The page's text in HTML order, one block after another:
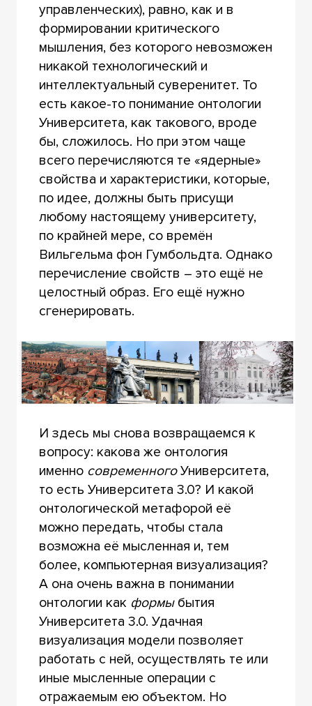
управленческих), равно, как и в
формировании критического
мышления, без которого невозможен
никакой технологический и
интеллектуальный суверенитет. То
есть какое-то понимание онтологии
Университета, как такового, вроде
бы, сложилось. Но при этом чаще
всего перечисляются те «ядерные»
свойства и характеристики, которые,
по идее, должны быть присущи
любому настоящему университету,
по крайней мере, со времён
Вильгельма фон Гумбольдта. Однако
перечисление свойств – это ещё не
целостный образ. Его ещё нужно
сгенерировать.
И здесь мы снова возвращаемся к
вопросу: какова же онтология
именно современногоУниверситета,
то есть Университета 3.0? И какой
онтологической метафорой её
можно передать, чтобы стала
возможна её мысленная и, тем
более, компьютерная визуализация?
А она очень важна в понимании
онтологии как формыбытия
Университета 3.0. Удачная
визуализация модели позволяет
работать с ней, осуществлять те или
иные мысленные операции с
отражаемым ею объектом. Но